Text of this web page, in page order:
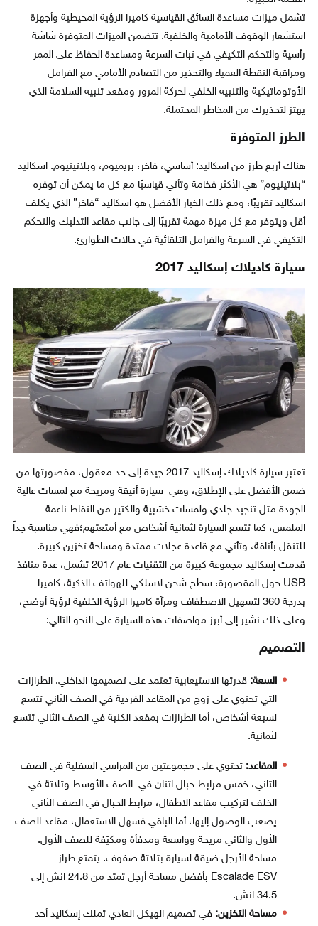
تشمل ميزات مساعدة السائق القياسية كاميرا الرؤية المحيطية وأجهزة
استشعار الوقوف الأمامية والخلفية. تتضمن الميزات المتوفرة شاشة
رأسية والتحكم التكيفي في ثبات السرعة ومساعدة الحفاظ على الممر
ومراقبة النقطة العمياء والتحذير من التصادم الأمامي مع الفرامل
الأوتوماتيكية والتنبيه الخلفي لحركة المرور ومقعد تنبيه السلامة الذي
يهتز لتحذيرك من المخاطر المحتملة.
الطرز المتوفرة
هناك أربع طرز من اسكاليد: أساسي، فاخر، بريميوم، وبلاتينيوم. اسكاليد
“بلاتينيوم” هي الأكثر فخامة وتأتي قياسيًا مع كل ما يمكن أن توفره
اسكاليد تقريبًا، ومع ذلك الخيار الأفضل هو اسكاليد “فاخر” الذي يكلف
أقل ويتوفر مع كل ميزة مهمة تقريبًا إلى جانب مقاعد التدليك والتحكم
التكيفي في السرعة والفرامل التلقائية في حالات الطوارئ.
سيارة كاديلاك إسكاليد 2017
تعتبر سيارة كاديلاك إسكاليد 2017 جيدة إلى حد معقول، مقصورتها من
ضمن الأفضل على الإطلاق، وهي سيارة أنيقة ومريحة مع لمسات عالية
الجودة مثل تنجيد جلدي ولمسات خشبية والكثير من النقاط ناعمة
الملمس، كما تتسع السيارة لثمانية أشخاص مع أمتعتهم؛فهي مناسبة جداً
للتنقل بأناقة، وتأتي مع قاعدة عجلات ممتدة ومساحة تخزين كبيرة.
قدمت إسكاليد مجموعة كبيرة من التقنيات عام 2017 تشمل، عدة منافذ
USB حول المقصورة، سطح شحن لاسلكي للهواتف الذكية، كاميرا
بدرجة 360 لتسهيل الاصطفاف ومرآة كاميرا الرؤية الخلفية لرؤية أوضح،
وعلى ذلك نشير إلى أبرز مواصفات هذه السيارة على النحو التالي:
التصميم
السعة: قدرتها الاستيعابية تعتمد على تصميمها الداخلي. الطرازات
التي تحتوي على زوج من المقاعد الفردية في الصف الثاني تتسع
لسبعة أشخاص، أما الطرازات بمقعد الكنبة في الصف الثاني تتسع
لثمانية.
المقاعد: تحتوي على مجموعتين من المراسي السفلية في الصف
الثاني، خمس مرابط حبال اثنان في الصف الأوسط وثلاثة في
الخلف لتركيب مقاعد الاطفال، مرابط الحبال في الصف الثاني
يصعب الوصول إليها، أما الباقي فسهل الاستعمال، مقاعد الصف
الأول والثاني مريحة وواسعة ومدفأة ومكيّفة للصف الأول.
مساحة الأرجل ضيقة لسيارة بثلاثة صفوف. يتمتع طراز
Escalade ESV بأفضل مساحة أرجل تمتد من 24.8 انش إلى
34.5 انش.
مساحة التخزين: في تصميم الهيكل العادي تملك إسكاليد أحد